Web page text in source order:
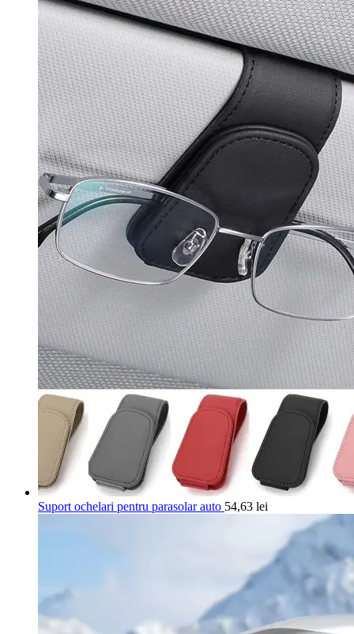
Suport ochelari pentru parasolar auto 54,63 lei